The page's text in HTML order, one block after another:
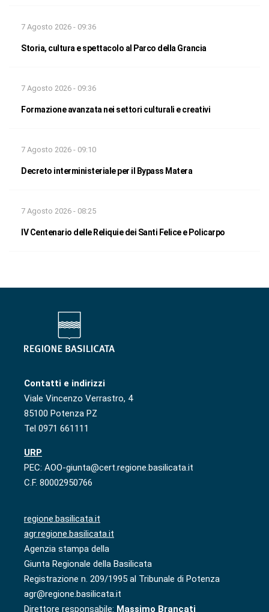
7 Agosto 2026 - 09:36
Storia, cultura e spettacolo al Parco della Grancia
7 Agosto 2026 - 09:36
Formazione avanzata nei settori culturali e creativi
7 Agosto 2026 - 09:10
Decreto interministeriale per il Bypass Matera
7 Agosto 2026 - 08:25
IV Centenario delle Reliquie dei Santi Felice e Policarpo
Contatti e indirizzi
Viale Vincenzo Verrastro, 4
85100 Potenza PZ
Tel 0971 661111
URP
PEC: AOO-giunta@cert.regione.basilicata.it
C.F. 80002950766
regione.basilicata.it
agr.regione.basilicata.it
Agenzia stampa della
Giunta Regionale della Basilicata
Registrazione n. 209/1995 al Tribunale di Potenza
agr@regione.basilicata.it
Direttore responsabile: Massimo Brancati